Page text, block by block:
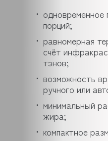
одновременное
порций;
равномерная
счёт
тэнов;
возможность
ручного или
минимальный
жира;
компактное